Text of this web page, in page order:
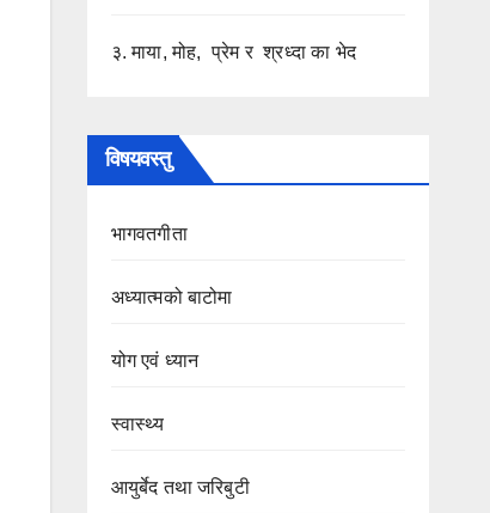
३. माया, मोह, प्रेम र श्रध्दा का भेद
विषयवस्तु
भागवतगीता
अध्यात्मको बाटोमा
योग एवं ध्यान
स्वास्थ्य
आयुर्बेद तथा जरिबुटी